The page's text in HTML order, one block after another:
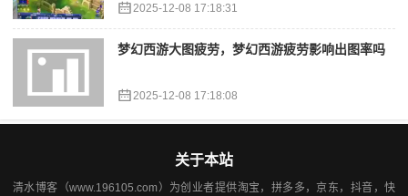
2025-12-08 17:18:31
梦幻西游大图疲劳，梦幻西游疲劳影响出图率吗
2025-12-08 17:18:08
关于本站
清水博客（www.196105.com）为创业者提供淘宝，拼多多，京东，抖音，快